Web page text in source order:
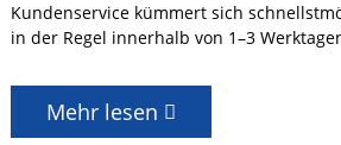
Kundenservice kümmert sich
in der Regel innerhalb von 1–3
Mehr lesen